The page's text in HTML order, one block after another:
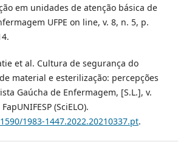
em unidades de atenção básica de
UFPE on line, v. 8, n. 5, p.
et al. Cultura de segurança do
material e esterilização: percepções
Gaúcha de Enfermagem, [S.L.], v.
(SciELO).
1983-1447.2022.20210337.pt.